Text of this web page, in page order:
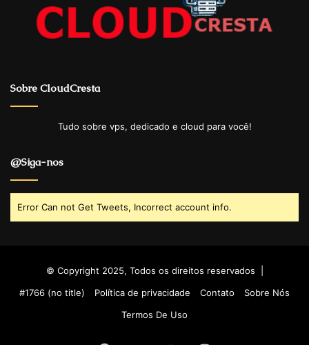
Sobre CloudCresta
Tudo sobre vps, dedicado e cloud para você!
@Siga-nos
Error Can not Get Tweets, Incorrect account info.
© Copyright 2025, Todos os direitos reservados |
#1766 (no title)
Política de privacidade Contato
Sobre Nós
Termos De Uso